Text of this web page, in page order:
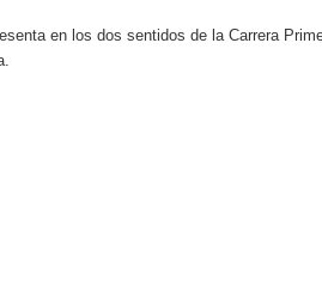
en los dos sentidos de la Carrera